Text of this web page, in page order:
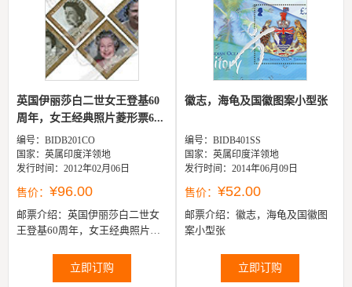
英国伊丽莎白二世女王登基60
周年，女王经典照片菱形票6...
编号：BIDB201CO
国家：英属印度洋领地
发行时间：2012年02月06日
售价： ¥96.00
邮票介绍： 英国伊丽莎白二世女
王登基60周年，女王经典照片菱
立即订购
徽志，海龟及国徽图案小型张
编号：BIDB401SS
国家：英属印度洋领地
发行时间：2014年06月09日
售价： ¥52.00
邮票介绍： 徽志，海龟及国徽图
案小型张
立即订购